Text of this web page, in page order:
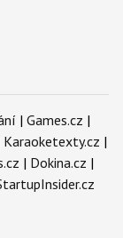
| Games.cz |
Karaoketexty.cz |
| Dokina.cz |